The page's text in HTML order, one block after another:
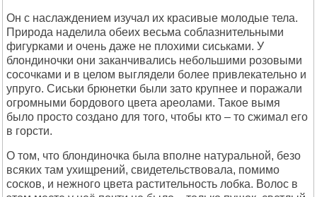
Он с наслаждением изучал их красивые молодые тела.
Природа наделила обеих весьма соблазнительными
фигурками и очень даже не плохими сиськами. У
блондиночки они заканчивались небольшими розовыми
сосочками и в целом выглядели более привлекательно и
упруго. Сиськи брюнетки были зато крупнее и поражали
огромными бордового цвета ареолами. Такое вымя
было просто создано для того, чтобы кто – то сжимал его
в горсти.
О том, что блондиночка была вполне натуральной, безо
всяких там ухищрений, свидетельствовала, помимо
сосков, и нежного цвета растительность лобка. Волос в